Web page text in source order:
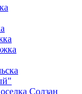
Солзан